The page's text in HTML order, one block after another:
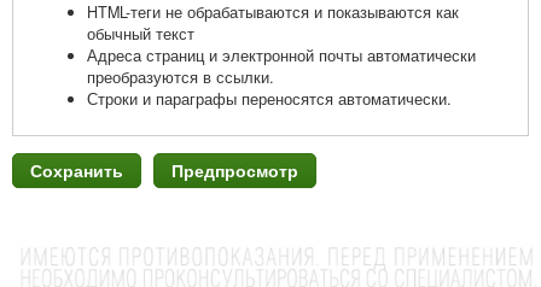
HTML-теги не обрабатываются и показываются как
обычный текст
Адреса страниц и электронной почты автоматически
преобразуются в ссылки.
Строки и параграфы переносятся автоматически.